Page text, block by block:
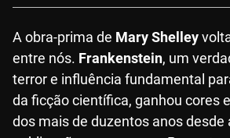
A obra-prima de Mary Shelley
entre nós. Frankenstein, um
terror e influência fundamental
da ficção científica, ganhou cores
dos mais de duzentos anos desde